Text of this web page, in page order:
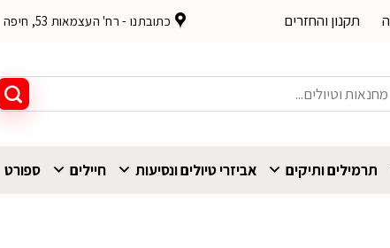
תקנון והחזרים כתובתנו - רח' העצמאות 53, חיפה
תרמילים ותיקים אביזרי טיולים ונסיעות חיילים ספורט